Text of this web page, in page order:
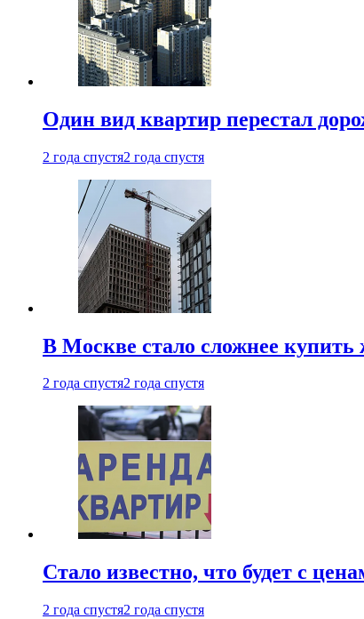
Один вид квартир перестал
2 года спустя2 года спустя
В Москве стало сложнее купить
2 года спустя2 года спустя
Стало известно, что будет с
2 года спустя2 года спустя